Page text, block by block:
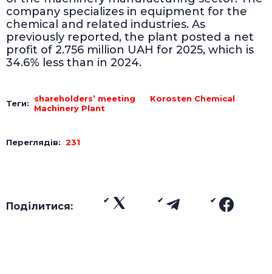
company specializes in equipment for the
chemical and related industries. As
previously reported, the plant posted a net
profit of 2.756 million UAH for 2025, which is
34.6% less than in 2024.
Теги: shareholders’ meeting
Korosten Chemical
Machinery Plant
Переглядів: 231
Поділитися: